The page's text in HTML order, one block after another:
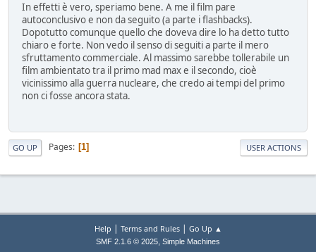
In effetti è vero, speriamo bene. A me il film pare
autoconclusivo e non da seguito (a parte i flashbacks).
Dopotutto comunque quello che doveva dire lo ha detto tutto
chiaro e forte. Non vedo il senso di seguiti a parte il mero
sfruttamento commerciale. Al massimo sarebbe tollerabile un
film ambientato tra il primo mad max e il secondo, cioè
vicinissimo alla guerra nucleare, che credo ai tempi del primo
non ci fosse ancora stata.
GO UP Pages 1 USER ACTIONS
Help | Terms and Rules| Go Up ▲
SMF 2.1.6 © 2025, Simple Machines